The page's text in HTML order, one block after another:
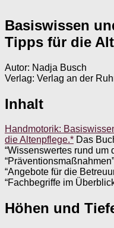
Basiswissen
Tipps für die
Autor: Nadja Busch
Verlag: Verlag an der
Inhalt
Handmotorik:
die Altenpflege.* Das
“Wissenswertes rund um
“Angebote für die
“Fachbegriffe im
Höhen und